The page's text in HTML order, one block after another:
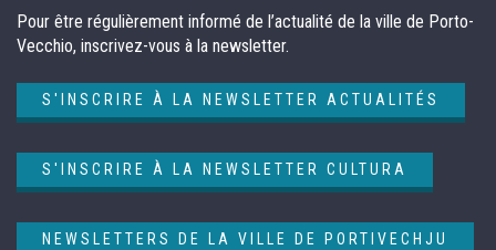
Pour être régulièrement informé de l’actualité de la ville de Porto-
Vecchio, inscrivez-vous à la newsletter.
S'INSCRIRE À LA NEWSLETTER ACTUALITÉS
S'INSCRIRE À LA NEWSLETTER CULTURA
NEWSLETTERS DE LA VILLE DE PORTIVECHJU